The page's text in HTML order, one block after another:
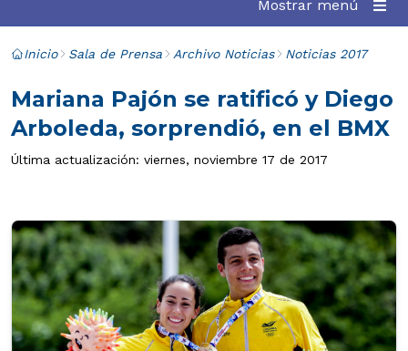
Mostrar menú
Inicio Sala de Prensa Archivo Noticias Noticias 2017
Mariana Pajón se ratificó y Diego
Arboleda, sorprendió, en el BMX
Última actualización: viernes, noviembre 17 de 2017